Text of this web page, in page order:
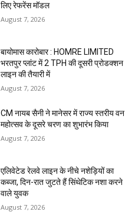
लिए रेफरेंस मॉडल
August 7, 2026
बायोमास कारोबार : HOMRE LIMITED
भरतपुर प्लांट में 2 TPH की दूसरी प्रोडक्शन
लाइन की तैयारी में
August 7, 2026
CM नायब सैनी ने मानेसर में राज्य स्तरीय वन
महोत्सव के दूसरे चरण का शुभारंभ किया
August 7, 2026
एलिवेटेड रेलवे लाइन के नीचे नशेड़ियों का
कब्जा, दिन-रात जुटते हैं सिंथेटिक नशा करने
वाले युवक
August 7, 2026